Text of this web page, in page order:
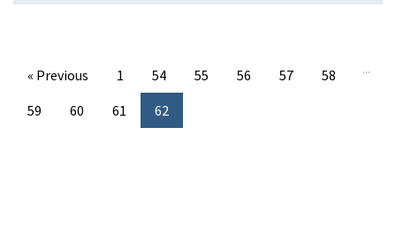
« Previous 1 ...
54 55 56 57
58
59
60 61
62